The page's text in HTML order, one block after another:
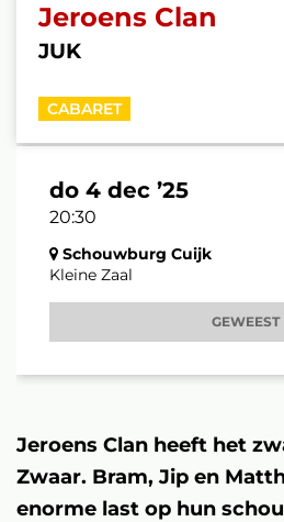
Jeroens Clan
JUK
CABARET
do 4 dec ’25
20:30
Schouwburg Cuijk
Kleine Zaal
GEWEEST
Jeroens Clan heeft het
Zwaar. Bram, Jip en
enorme last op hun